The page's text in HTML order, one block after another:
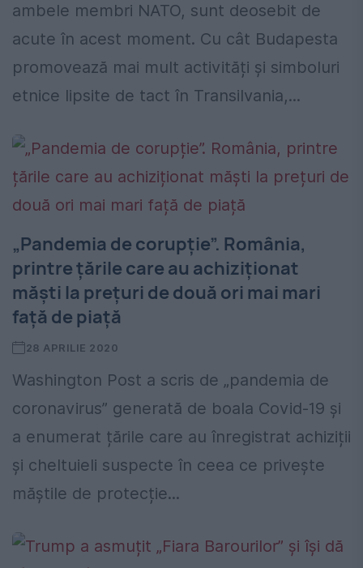
ambele membri NATO, sunt deosebit de
acute în acest moment. Cu cât Budapesta
promovează mai mult activități și simboluri
etnice lipsite de tact în Transilvania,...
„Pandemia de corupție”. România,
printre țările care au achiziționat
măști la prețuri de două ori mai mari
față de piață
28 APRILIE 2020
Washington Post a scris de „pandemia de
coronavirus” generată de boala Covid-19 și
a enumerat țările care au înregistrat achiziții
și cheltuieli suspecte în ceea ce privește
măștile de protecție...